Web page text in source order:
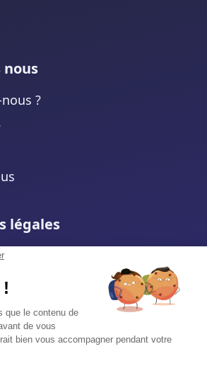
que le contenu de
de vous
bien vous accompagner pendant votre
nous
?
légales
choix de cookies